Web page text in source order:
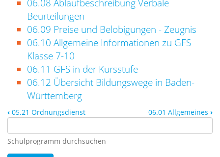
06.08 Ablaufbeschreibung Verbale
Beurteilungen
06.09 Preise und Belobigungen - Zeugnis
06.10 Allgemeine Informationen zu GFS
Klasse 7-10
06.11 GFS in der Kursstufe
06.12 Übersicht Bildungswege in Baden-
Württemberg
‹ 05.21 Ordnungsdienst 06.01 Allgemeines ›
Schulprogramm durchsuchen